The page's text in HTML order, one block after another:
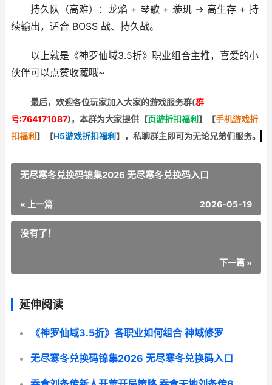
持久队（高难）：龙焰 + 琴歌 + 璇玑 → 高生存 + 持
续输出，适合 BOSS 战、持久战。
以上就是《神罗仙域3.5折》职业组合主推，喜爱的小
伙伴可以点赞收藏哦~
最后，欢迎各位玩家加入大家的游戏服务群(群
号:764171087)，本群为大家提供【页游折扣福利 】 【手机游戏折
扣福利 】 【H5游戏折扣福利 】 ，私聊群主即可为无论兄弟们服务。
无尽寒冬兑换码锦集2026 无尽寒冬兑换码入口
« 上一篇 2026-05-19
没有了！
下一篇 »
延伸阅读
《神罗仙域3.5折》各职业如何组合 神域修罗
无尽寒冬兑换码锦集2026 无尽寒冬兑换码入口